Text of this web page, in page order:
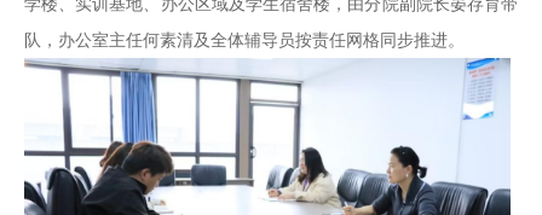
学楼、实训基地、办公区域及学生宿舍楼，由分院副院长晏存育带
队，办公室主任何素清及全体辅导员按责任网格同步推进。